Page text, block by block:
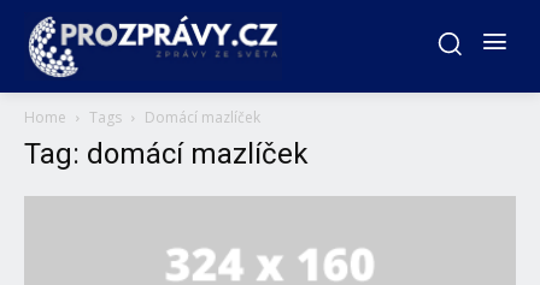
Home Tags Domácí mazlíček
Tag: domácí mazlíček